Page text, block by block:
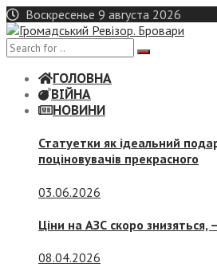
Skip
to
content
Воскресенье 9 августа 2026
ГОЛОВНА
ВІЙНА
НОВИНИ
Статуетки як ідеальний
поціновувачів прекрасного
03.06.2026
Ціни на АЗС скоро знизяться, –
08.04.2026